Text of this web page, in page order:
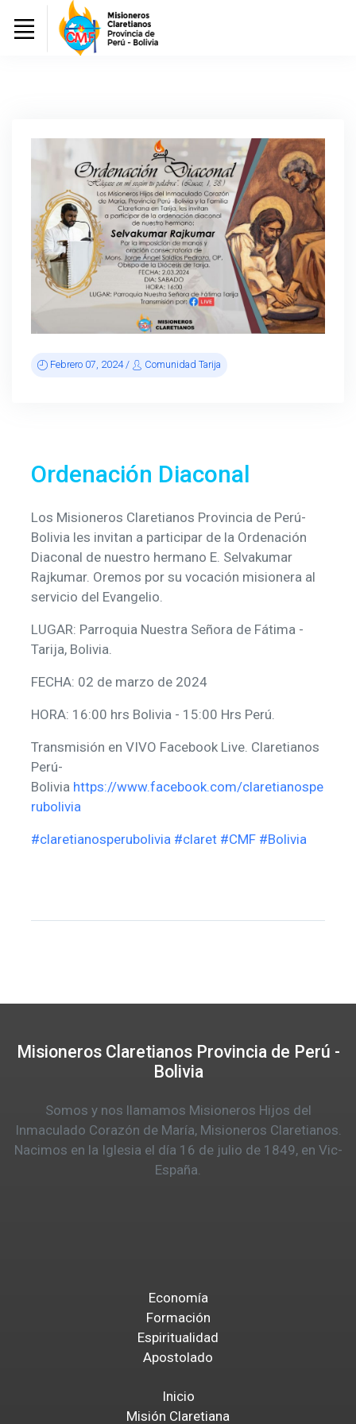
Ordenación Diaconal
Los Misioneros Claretianos Provincia de Perú-
Bolivia les invitan a participar de la Ordenación
Diaconal de nuestro hermano E. Selvakumar
Rajkumar. Oremos por su vocación misionera al
servicio del Evangelio.
LUGAR: Parroquia Nuestra Señora de Fátima -
Tarija, Bolivia.
FECHA: 02 de marzo de 2024
HORA: 16:00 hrs Bolivia - 15:00 Hrs Perú.
Transmisión en VIVO Facebook Live. Claretianos
Perú-
Bolivia https://www.facebook.com/claretianospe
rubolivia
#claretianosperubolivia #claret #CMF #Bolivia
Febrero 07, 2024 / Comunidad Tarija
Misioneros Claretianos Provincia de Perú -
Bolivia
Somos y nos llamamos Misioneros Hijos del
Inmaculado Corazón de María, Misioneros Claretianos.
Nacimos en la Iglesia el día 16 de julio de 1849, en Vic-
España.
Economía
Formación
Espiritualidad
Apostolado
Inicio
Misión Claretiana